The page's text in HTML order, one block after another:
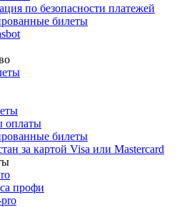
по безопасности платежей
билеты
оплаты
билеты
за картой Visa или Masterсard
профи